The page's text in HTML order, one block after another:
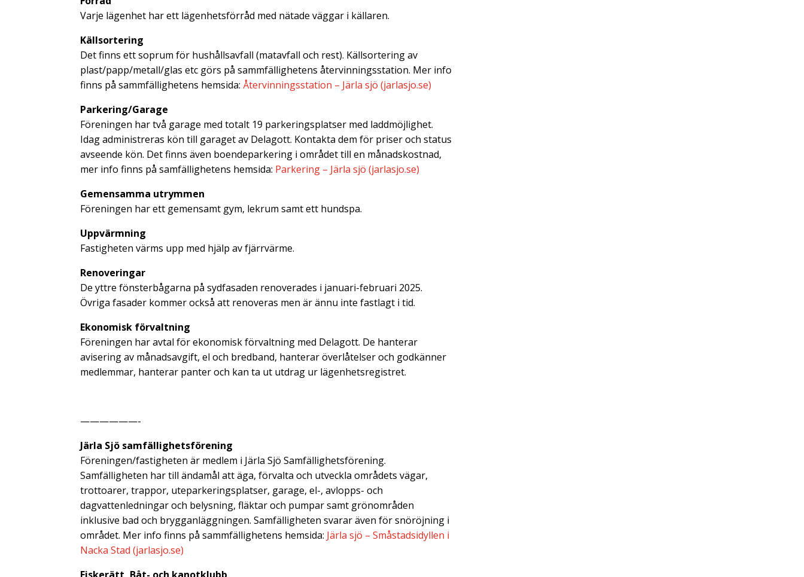
Varje lägenhet har ett lägenhetsförråd med nätade väggar i källaren.
Källsortering
Det finns ett soprum för hushållsavfall (matavfall och rest). Källsortering av
plast/papp/metall/glas etc görs på sammfällighetens återvinningsstation. Mer info
finns på sammfällighetens hemsida:Återvinningsstation – Järla sjö (jarlasjo.se)
Parkering/Garage
Föreningen har två garage med totalt 19 parkeringsplatser med laddmöjlighet.
Idag administreras kön till garaget av Delagott. Kontakta dem för priser och status
avseende kön. Det finns även boendeparkering i området till en månadskostnad,
mer info finns på samfällighetens hemsida: Parkering – Järla sjö (jarlasjo.se)
Gemensamma utrymmen
Föreningen har ett gemensamt gym, lekrum samt ett hundspa.
Uppvärmning
Fastigheten värms upp med hjälp av fjärrvärme.
Renoveringar
De yttre fönsterbågarna på sydfasaden renoverades i januari-februari 2025.
Övriga fasader kommer också att renoveras men är ännu inte fastlagt i tid.
Ekonomisk förvaltning
Föreningen har avtal för ekonomisk förvaltning med Delagott. De hanterar
avisering av månadsavgift, el och bredband, hanterar överlåtelser och godkänner
medlemmar, hanterar panter och kan ta ut utdrag ur lägenhetsregistret.
——————-
Järla Sjö samfällighetsförening
Föreningen/fastigheten är medlem i Järla Sjö Samfällighetsförening.
Samfälligheten har till ändamål att äga, förvalta och utveckla områdets vägar,
trottoarer, trappor, uteparkeringsplatser, garage, el-, avlopps- och
dagvattenledningar och belysning, fläktar och pumpar samt grönområden
inklusive bad och brygganläggningen. Samfälligheten svarar även för snöröjning i
området. Mer info finns på sammfällighetens hemsida: Järla sjö – Småstadsidyllen i
Nacka Stad (jarlasjo.se)